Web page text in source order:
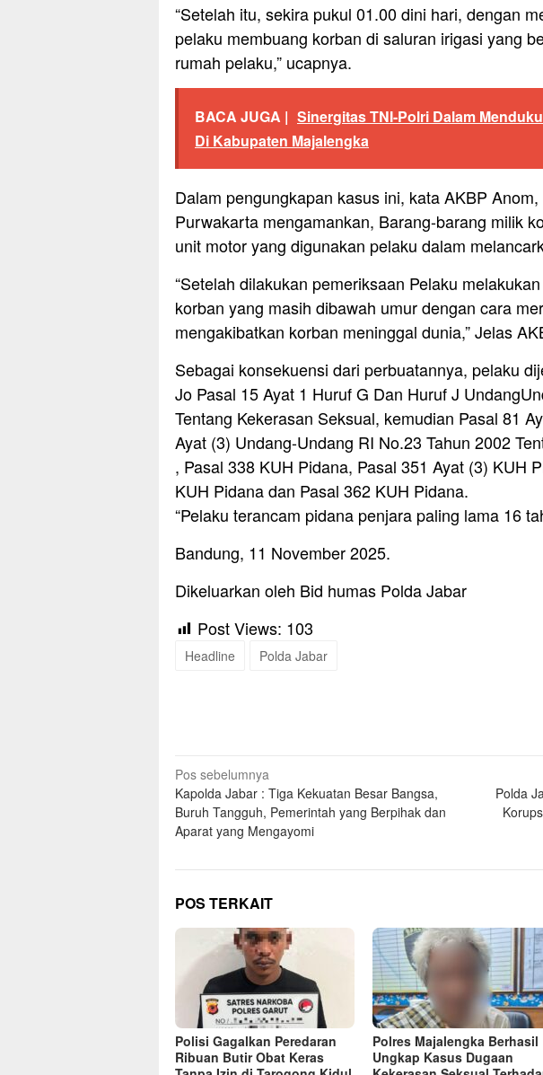
“Setelah itu, sekira pukul 01.00 dini hari, dengan
pelaku membuang korban di saluran irigasi yang
rumah pelaku,” ucapnya.
BACA JUGA | Sinergitas TNI-Polri Dalam
Di Kabupaten Majalengka
Dalam pengungkapan kasus ini, kata AKBP
Purwakarta mengamankan, Barang-barang milik
unit motor yang digunakan pelaku dalam
“Setelah dilakukan pemeriksaan Pelaku
korban yang masih dibawah umur dengan cara
mengakibatkan korban meninggal dunia,” Jelas
Sebagai konsekuensi dari perbuatannya, pelaku
Jo Pasal 15 Ayat 1 Huruf G Dan Huruf J
Tentang Kekerasan Seksual, kemudian Pasal 81
Ayat (3) Undang-Undang RI No.23 Tahun 2002
, Pasal 338 KUH Pidana, Pasal 351 Ayat (3) KUH
KUH Pidana dan Pasal 362 KUH Pidana.
“Pelaku terancam pidana penjara paling lama 16
Bandung, 11 November 2025.
Dikeluarkan oleh Bid humas Polda Jabar
Post Views: 103
Headline Polda Jabar
Navigasi
pos
Pos sebelumnya
Kapolda Jabar : Tiga Kekuatan Besar Bangsa,
Buruh Tangguh, Pemerintah yang Berpihak dan
Aparat yang Mengayomi
Polda
POS TERKAIT
Polisi Gagalkan Peredaran
Ribuan Butir Obat Keras
Polres Majalengka Berhasil
Ungkap Kasus Dugaan